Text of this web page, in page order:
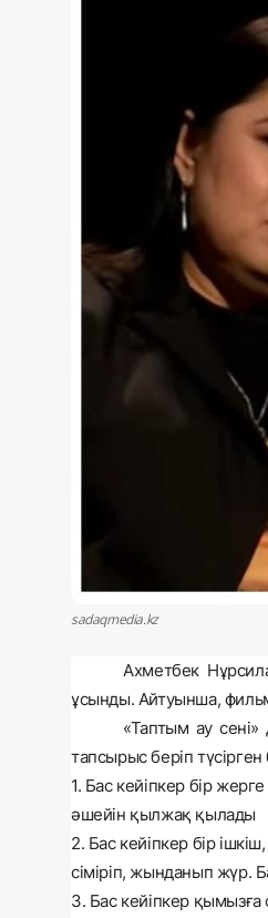
Журналистік зерттеу
Қазақ тілі
sadaqmedia.kz
Ахметбек
ұсынды. Айтуынша,
«Таптым ау
тапсырыс беріп
1. Бас кейіпкер бір
әшейін қылжақ қылады
2. Бас кейіпкер бір
сіміріп, жынданып жүр.
3. Бас кейіпкер қымызға